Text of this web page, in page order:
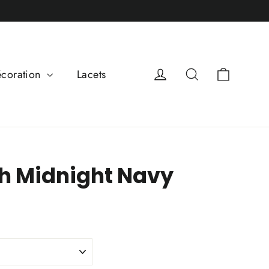
Lacets Se connecter
Rechercher
Midnight Navy